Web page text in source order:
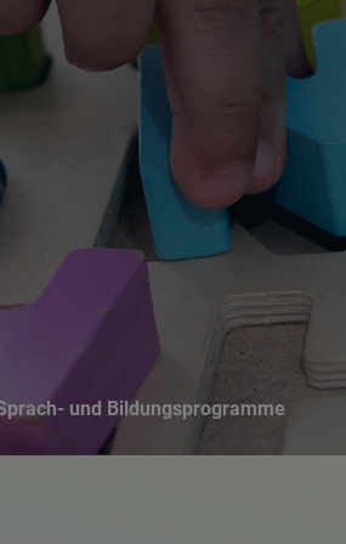
und Bildungsprogramme